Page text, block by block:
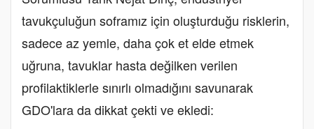
tavukçuluğun soframız için oluşturduğu risklerin,
sadece az yemle, daha çok et elde etmek
uğruna, tavuklar hasta değilken verilen
profilaktiklerle sınırlı olmadığını savunarak
GDO'lara da dikkat çekti ve ekledi: